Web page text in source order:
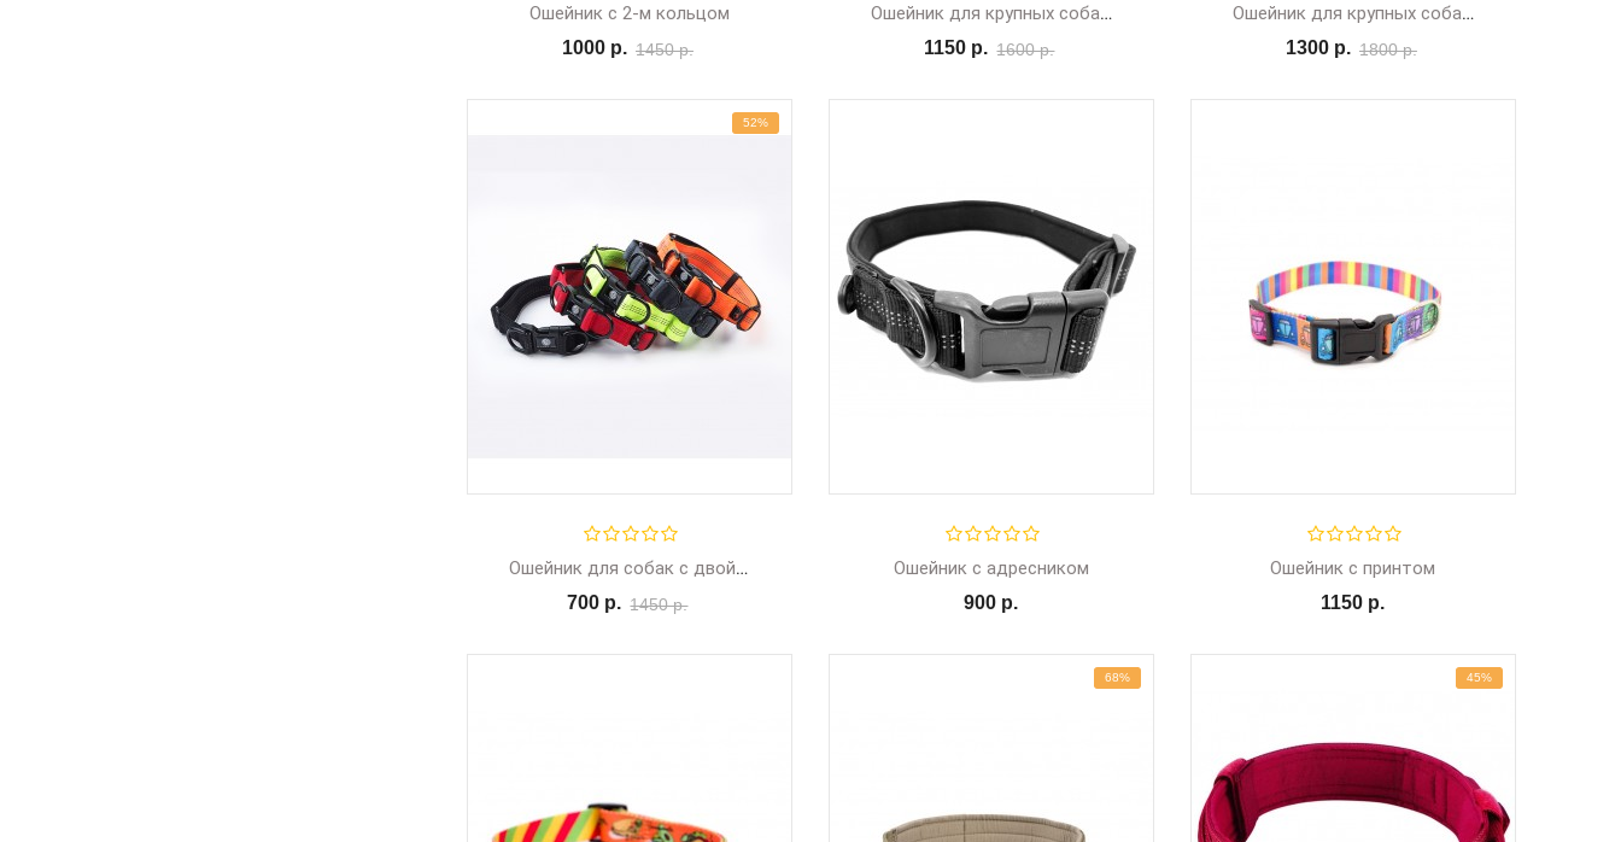
Ошейник с 2-м кольцом
1000 р. 1450 р.
Ошейник для крупных собак, ширина 3,8 см, L 42-65 см.
1150 р. 1600 р.
Ошейник для крупных собак, ширина 5 см, с ручкой
1300 р. 1800 р.
52%
Ошейник для собак с двойным кольцом Everking, размер L 40-60 см
700 р. 1450 р.
Ошейник с адресником
900 р.
Ошейник с принтом
1150 р.
68% 45%